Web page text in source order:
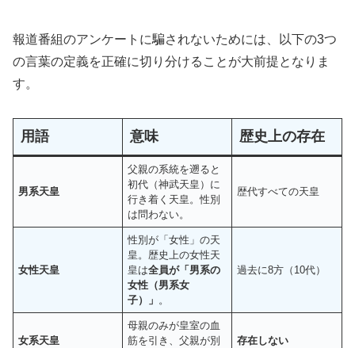
報道番組のアンケートに騙されないためには、以下の3つ
の言葉の定義を正確に切り分けることが大前提となりま
す。
用語 意味 歴史上の存在
男系天皇
父親の系統を遡ると
初代（神武天皇）に
行き着く天皇。性別
は問わない。
歴代すべての天皇
女性天皇
性別が「女性」の天
皇。歴史上の女性天
皇は全員が「男系の
女性（男系女
子）」 。
過去に8方（10代）
女系天皇
母親のみが皇室の血
筋を引き、父親が別
存在しない